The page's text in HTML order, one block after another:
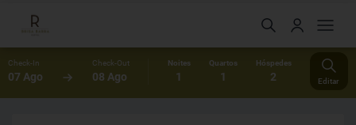
Check-In
07 Ago
Check-Out
08 Ago
Noites
1
Quartos
1
Hóspedes
2 Editar